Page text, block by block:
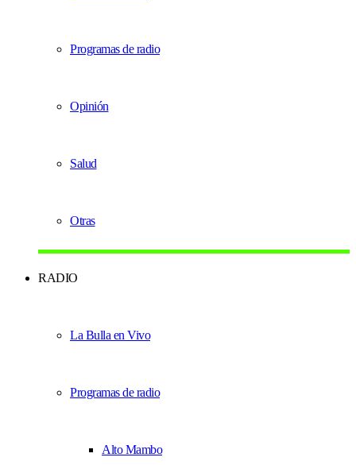
Programas de radio
Opinión
Salud
Otras
RADIO
La Bulla en Vivo
Programas de radio
Alto Mambo